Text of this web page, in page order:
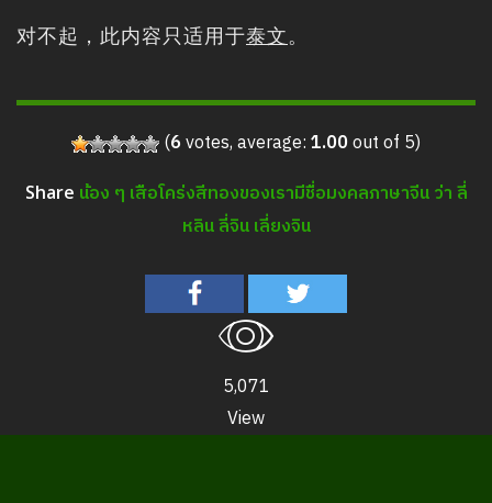
对不起，此内容只适用于泰文。
(6votes, average:1.00out of 5)
Share น้อง ๆ เสือโคร่งสีทองของเรามีชื่อมงคลภาษาจีน ว่า ลี่
หลิน ลี่จิน เลี่ยงจิน
5,071
View